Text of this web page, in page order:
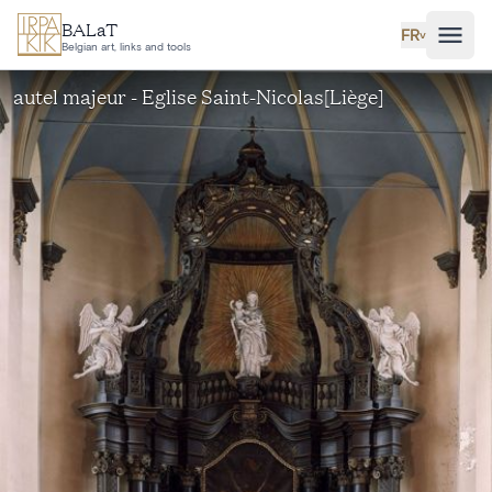
Aller au contenu principal
BALaT
Belgian art, links and tools
FR˅
autel majeur - Eglise Saint-Nicolas[Liège]